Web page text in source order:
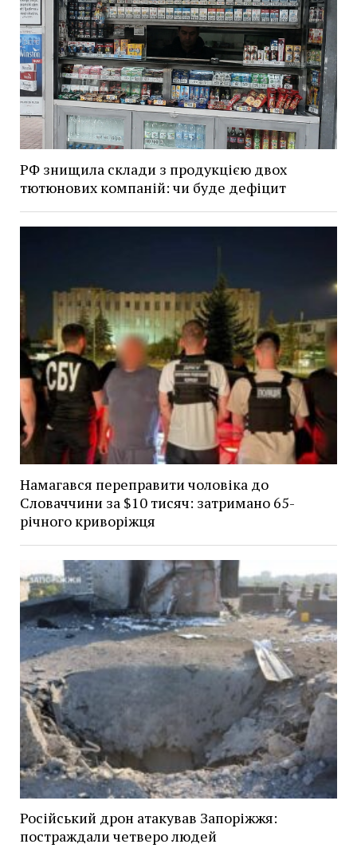
РФ знищила склади з продукцією двох
тютюнових компаній: чи буде дефіцит
Намагався переправити чоловіка до
Словаччини за $10 тисяч: затримано 65-
річного криворіжця
Російський дрон атакував Запоріжжя:
постраждали четверо людей